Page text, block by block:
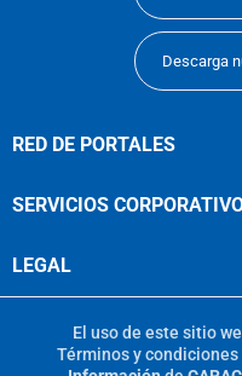
Descarga
RED DE PORTALES
SERVICIOS
LEGAL
El uso de este sitio
Términos y condiciones